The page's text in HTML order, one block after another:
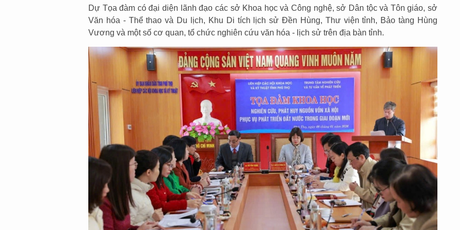
Dự Tọa đàm có đại diện lãnh đạo các sở Khoa học và Công nghệ, sở Dân tộc và Tôn giáo, sở
Văn hóa - Thể thao và Du lịch, Khu Di tích lịch sử Đền Hùng, Thư viện tỉnh, Bảo tàng Hùng
Vương và một số cơ quan, tổ chức nghiên cứu văn hóa - lịch sử trên địa bàn tỉnh.